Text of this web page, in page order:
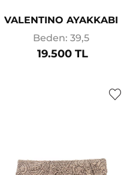
VALENTINO AYAKKABI
Beden: 39,5
19.500 TL